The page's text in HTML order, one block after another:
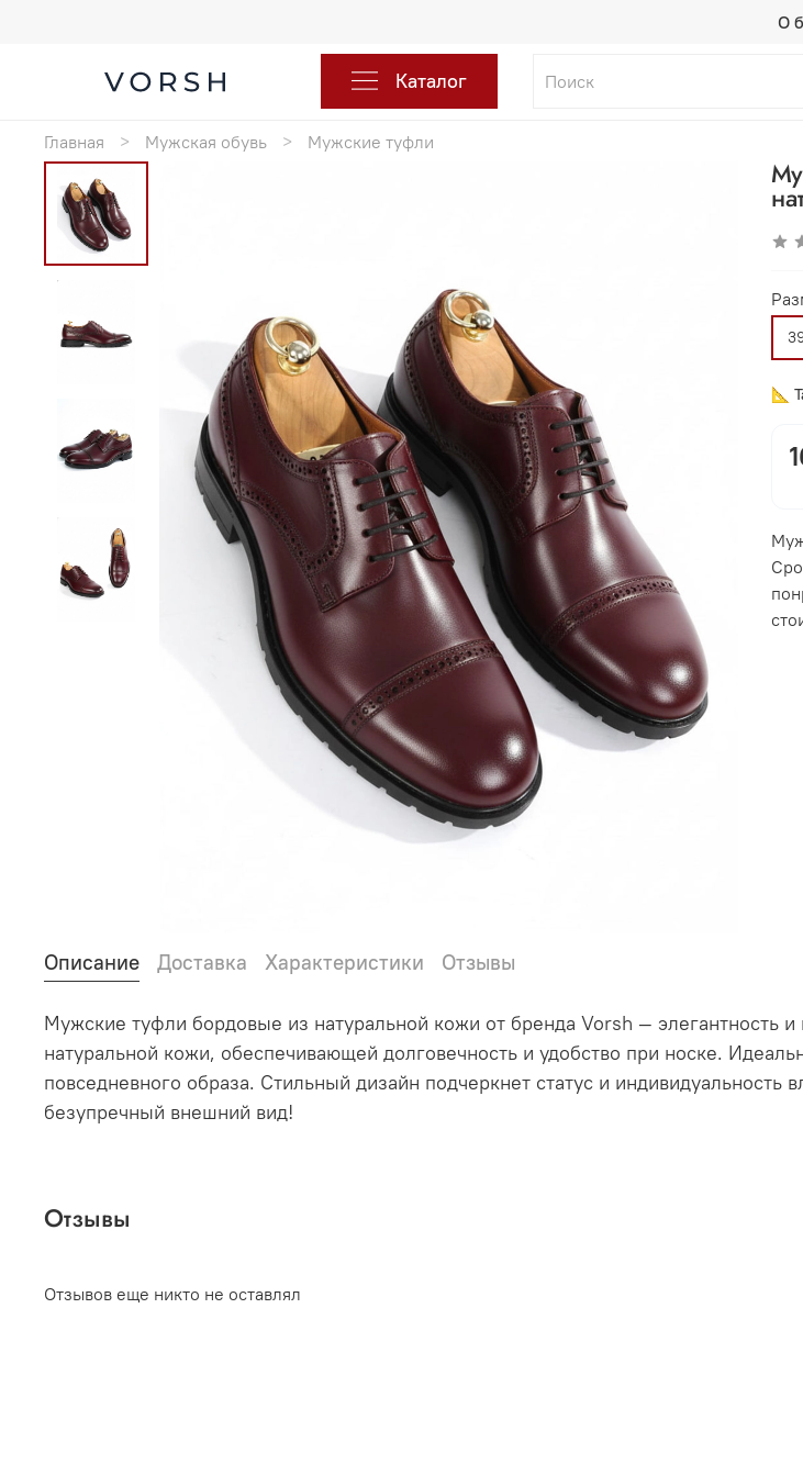
О
Каталог
Главная Мужская обувь Мужские туфли
📐
Описание Доставка Характеристики Отзывы
Мужские туфли бордовые из натуральной кожи от бренда Vorsh — элегантность
натуральной кожи, обеспечивающей долговечность и удобство при носке.
повседневного образа. Стильный дизайн подчеркнет статус и
безупречный внешний вид!
Отзывы
Отзывов еще никто не оставлял